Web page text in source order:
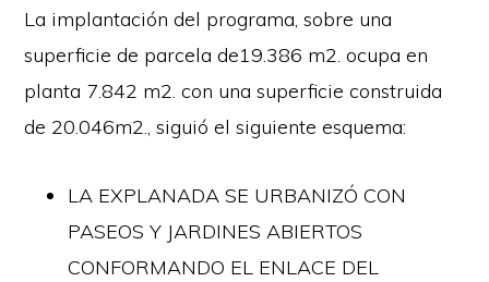
La implantación del programa, sobre una
superficie de parcela de19.386 m2. ocupa en
planta 7.842 m2. con una superficie construida
de 20.046m2., siguió el siguiente esquema:
LA EXPLANADA SE URBANIZÓ CON
PASEOS Y JARDINES ABIERTOS
CONFORMANDO EL ENLACE DEL